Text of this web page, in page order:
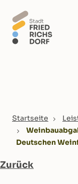
You are here:
Startseite
Deutschen
Zurück